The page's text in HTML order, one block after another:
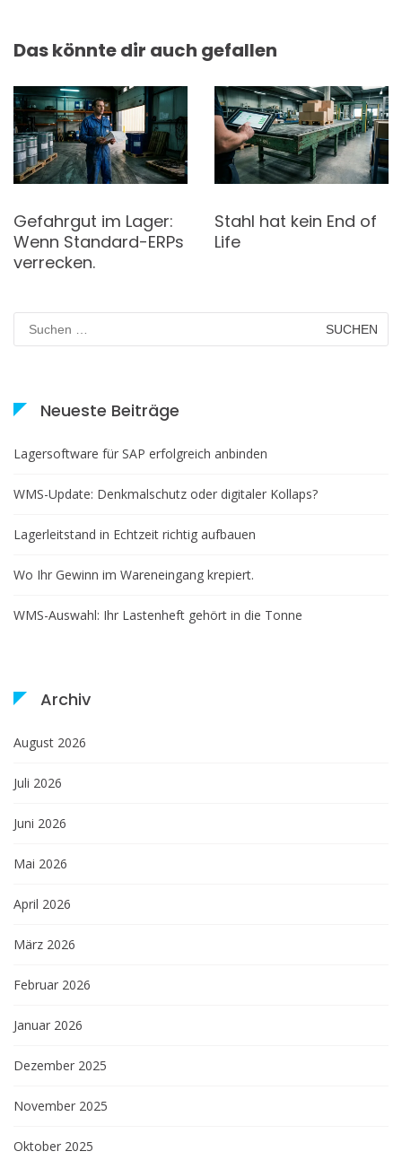
Das könnte dir auch gefallen
Gefahrgut im Lager:
Wenn Standard-ERPs
verrecken.
Stahl hat kein End of
Life
Suchen
nach:
Neueste Beiträge
Lagersoftware für SAP erfolgreich anbinden
WMS-Update: Denkmalschutz oder digitaler Kollaps?
Lagerleitstand in Echtzeit richtig aufbauen
Wo Ihr Gewinn im Wareneingang krepiert.
WMS-Auswahl: Ihr Lastenheft gehört in die Tonne
Archiv
August 2026
Juli 2026
Juni 2026
Mai 2026
April 2026
März 2026
Februar 2026
Januar 2026
Dezember 2025
November 2025
Oktober 2025